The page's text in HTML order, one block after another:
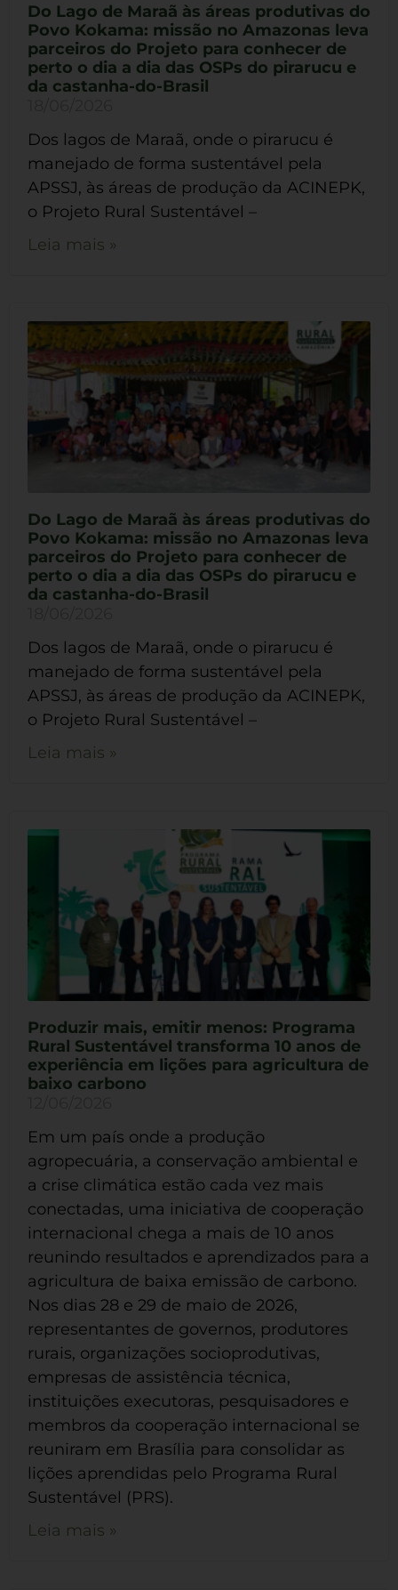
Do Lago de Maraã às áreas produtivas do
Povo Kokama: missão no Amazonas leva
parceiros do Projeto para conhecer de
perto o dia a dia das OSPs do pirarucu e
da castanha-do-Brasil
Dos lagos de Maraã, onde o pirarucu é
manejado de forma sustentável pela
APSSJ, às áreas de produção da ACINEPK,
o Projeto Rural Sustentável –
Leia mais »
Do Lago de Maraã às áreas produtivas do
Povo Kokama: missão no Amazonas leva
parceiros do Projeto para conhecer de
perto o dia a dia das OSPs do pirarucu e
da castanha-do-Brasil
Dos lagos de Maraã, onde o pirarucu é
manejado de forma sustentável pela
APSSJ, às áreas de produção da ACINEPK,
o Projeto Rural Sustentável –
Leia mais »
Produzir mais, emitir menos: Programa
Rural Sustentável transforma 10 anos de
experiência em lições para agricultura de
baixo carbono
Em um país onde a produção
agropecuária, a conservação ambiental e
a crise climática estão cada vez mais
conectadas, uma iniciativa de cooperação
internacional chega a mais de 10 anos
reunindo resultados e aprendizados para a
agricultura de baixa emissão de carbono.
Nos dias 28 e 29 de maio de 2026,
representantes de governos, produtores
rurais, organizações socioprodutivas,
empresas de assistência técnica,
instituições executoras, pesquisadores e
membros da cooperação internacional se
reuniram em Brasília para consolidar as
lições aprendidas pelo Programa Rural
Sustentável (PRS).
Leia mais »